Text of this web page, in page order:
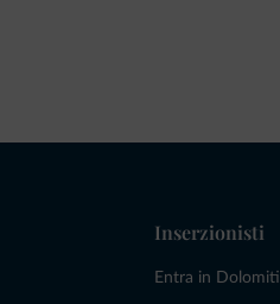
Inserzionisti
Entra in Dolomiti